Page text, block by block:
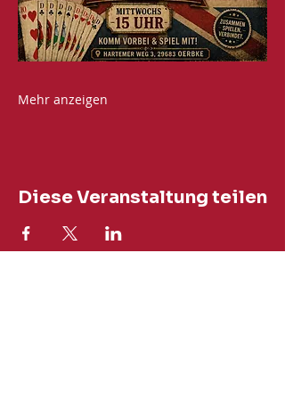
Mehr anzeigen
Diese Veranstaltung teilen